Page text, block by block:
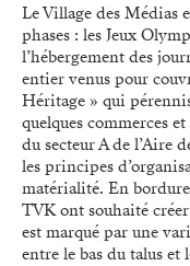
Le Village des Médias
phases : les Jeux
l’hébergement des
entier venus pour
Héritage » qui
quelques commerces
du secteur A de l’Aire
les principes
matérialité. En
TVK ont souhaité
est marqué par une
entre le bas du talus et